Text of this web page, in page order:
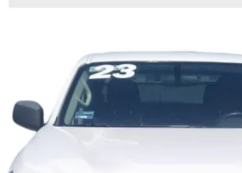
OBTÉN UNA